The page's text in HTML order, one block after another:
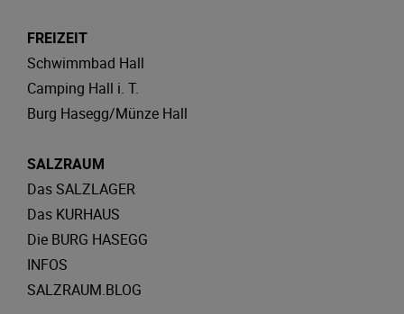
FREIZEIT
Schwimmbad Hall
Camping Hall i. T.
Burg Hasegg/Münze Hall
SALZRAUM
Das SALZLAGER
Das KURHAUS
Die BURG HASEGG
INFOS
SALZRAUM.BLOG